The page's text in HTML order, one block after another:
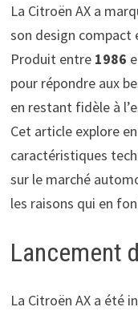
La Citroën AX a
son design compact
Produit entre 1986
pour répondre aux
en restant fidèle à
Cet article explore
caractéristiques
sur le marché
les raisons qui en
Lancement
La Citroën AX a été